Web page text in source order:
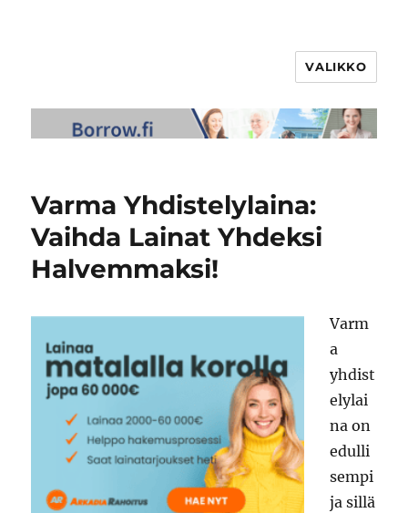
VALIKKO
Varma Yhdistelylaina:
Vaihda Lainat Yhdeksi
Halvemmaksi!
Varm
a
yhdist
elylai
na on
edulli
sempi
ja sillä